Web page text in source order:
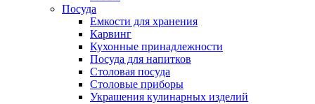
Посуда
Емкости для хранения
Карвинг
Кухонные принадлежности
Посуда для напитков
Столовая посуда
Столовые приборы
Украшения кулинарных изделий